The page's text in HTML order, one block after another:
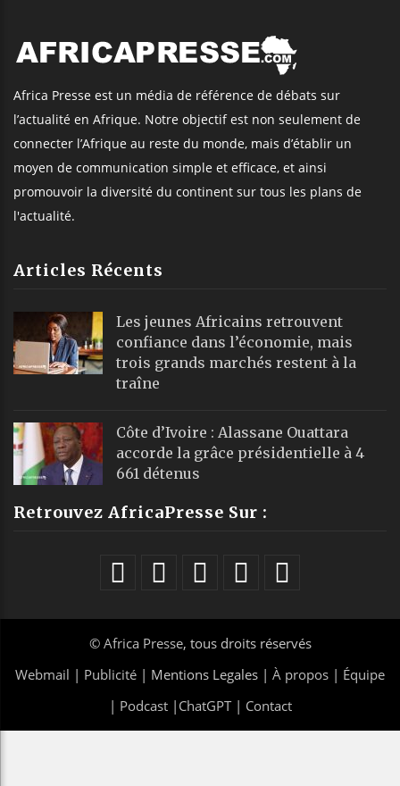
Africa Presse est un média de référence de débats sur
l’actualité en Afrique. Notre objectif est non seulement de
connecter l’Afrique au reste du monde, mais d’établir un
moyen de communication simple et efficace, et ainsi
promouvoir la diversité du continent sur tous les plans de
l'actualité.
Articles Récents
Les jeunes Africains retrouvent
confiance dans l’économie, mais
trois grands marchés restent à la
traîne
Côte d’Ivoire : Alassane Ouattara
accorde la grâce présidentielle à 4
661 détenus
Retrouvez AfricaPresse Sur :
© Africa Presse, tous droits réservés
Webmail | Publicité | Mentions Legales | À propos | Équipe
| Podcast| ChatGPT| Contact